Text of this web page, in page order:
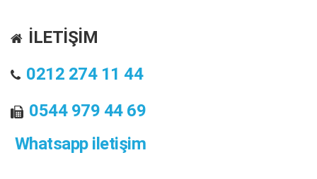
İLETİŞİM
0212 274 11 44
0544 979 44 69
Whatsapp iletişim